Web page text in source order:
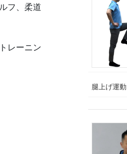
フ、柔道
レーニン
腿上げ運